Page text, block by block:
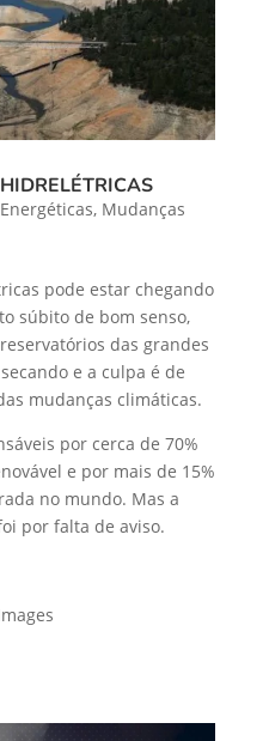
, Mudanças
pode estar chegando
súbito de bom senso,
das grandes
e a culpa é de
mudanças climáticas.
por cerca de 70%
e por mais de 15%
no mundo. Mas a
por falta de aviso.